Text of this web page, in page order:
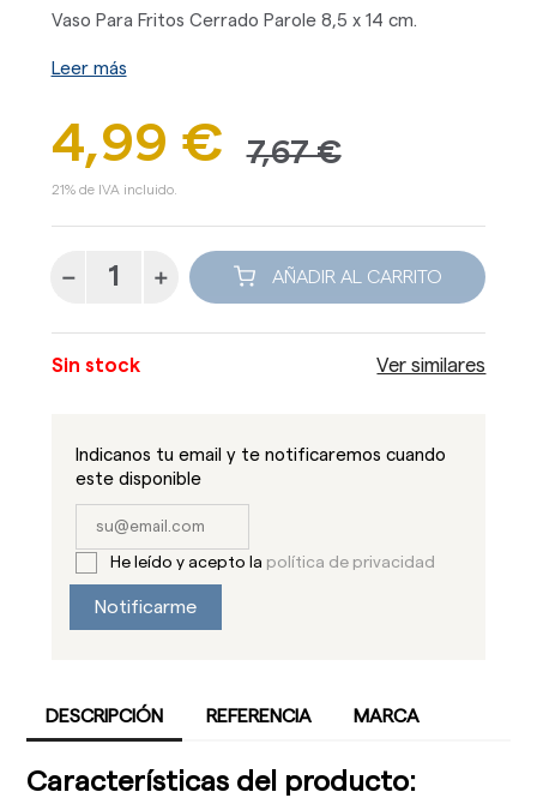
Vaso Para Fritos Cerrado Parole 8,5 x 14 cm.
Leer más
4,99 € 7,67 €
21% de IVA incluido.
AÑADIR AL CARRITO
Sin stock Ver similares
Indicanos tu email y te notificaremos cuando
este disponible
He leído y acepto la política de privacidad
Notificarme
DESCRIPCIÓN REFERENCIA MARCA
Características del producto: